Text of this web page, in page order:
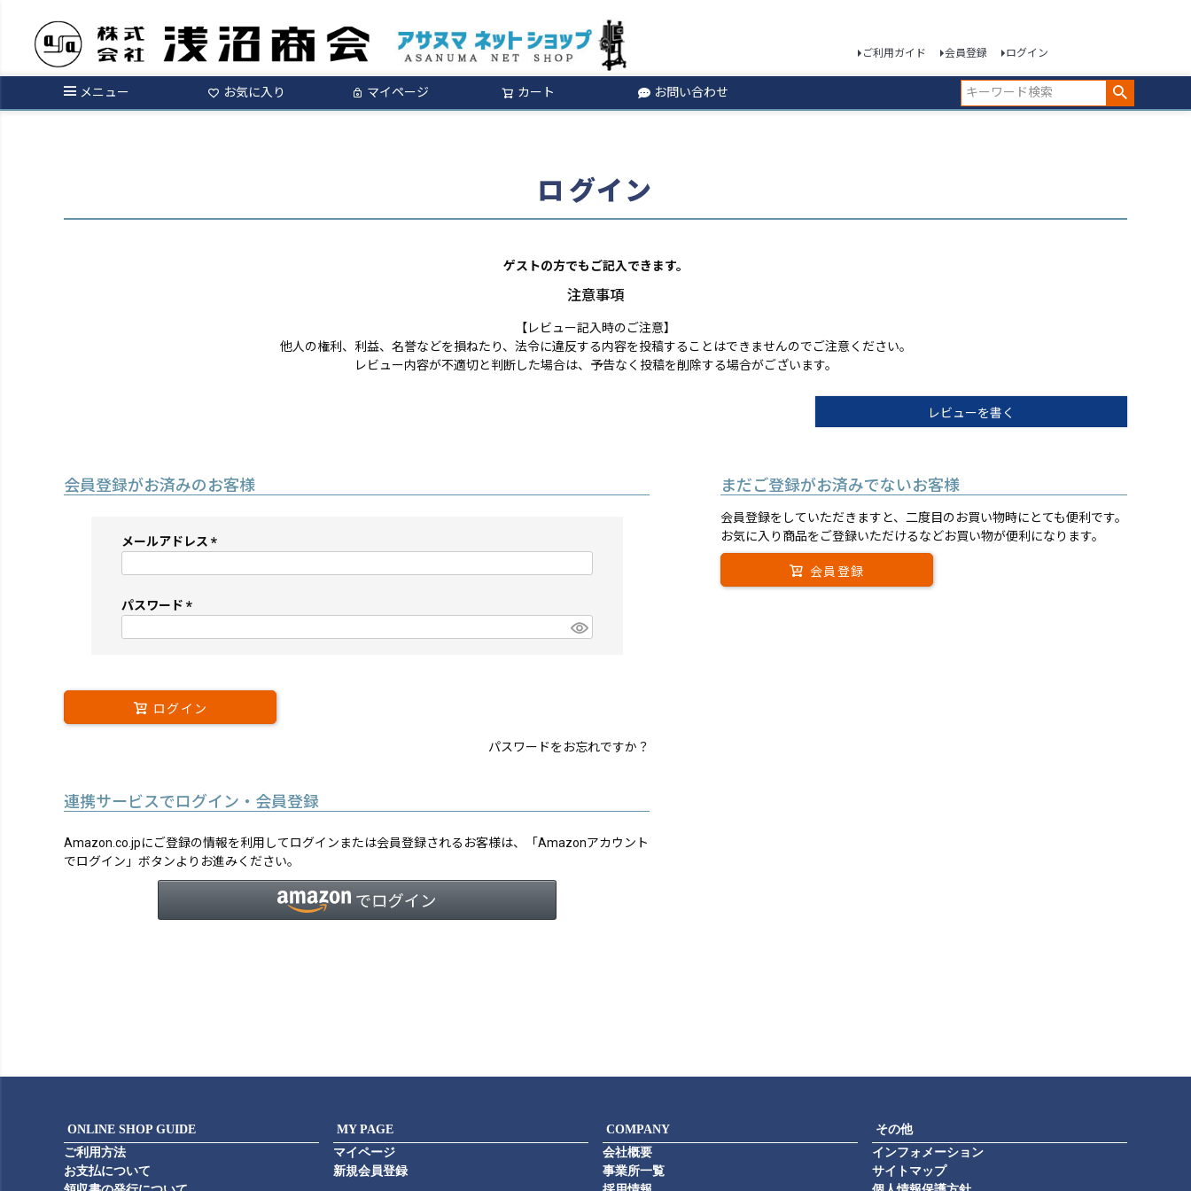
ご利用ガイド 会員登録 ログイン
メニュー お気に入り マイページ カート お問い合わせ
検索
ログイン
ゲストの方でもご記入できます。
注意事項
【レビュー記入時のご注意】
他人の権利、利益、名誉などを損ねたり、法令に違反する内容を投稿することはできませんのでご注意ください。
レビュー内容が不適切と判断した場合は、予告なく投稿を削除する場合がございます。
レビューを書く
会員登録がお済みのお客様
メールアドレス
須)
パスワード
須)
ログイン
パスワードをお忘れですか？
連携サービスでログイン・会員登録
Amazon.co.jpにご登録の情報を利用してログインまたは会員登録されるお客様は、「Amazonアカウント
でログイン」ボタンよりお進みください。
まだご登録がお済みでないお客様
会員登録をしていただきますと、二度目のお買い物時にとても便利です。
お気に入り商品をご登録いただけるなどお買い物が便利になります。
会員登録
ONLINE SHOP GUIDE
ご利用方法
お支払について
MY PAGE
マイページ
新規会員登録
COMPANY
会社概要
事業所一覧
その他
インフォメーション
サイトマップ